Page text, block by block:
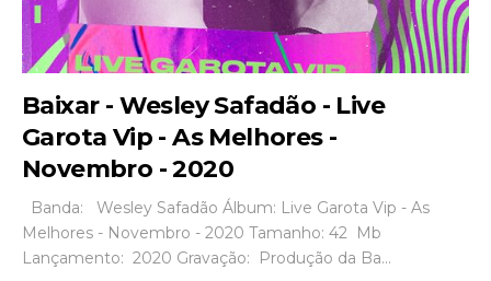
Baixar - Wesley Safadão - Live
Garota Vip - As Melhores -
Novembro - 2020
Banda: Wesley Safadão Álbum: Live Garota Vip - As
Melhores - Novembro - 2020 Tamanho: 42 Mb
Lançamento: 2020 Gravação: Produção da Ba...